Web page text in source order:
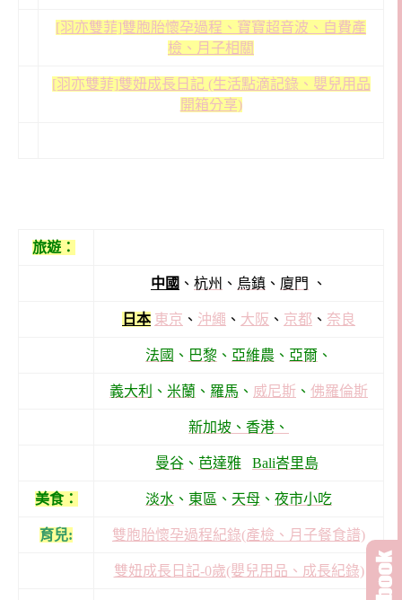
[羽亦雙菲]雙胞胎懷孕過程、寶寶超音波、自費產
檢、月子相關
[羽亦雙菲]雙妞成長日記 (生活點滴記錄、嬰兒用品
開箱分享)
旅遊：
中國 、 杭州 、 烏鎮 、 廈門 、
日本 東京 、 沖繩 、 大阪 、 京都 、 奈良
法國 、 巴黎 、 亞維農 、 亞爾 、
義大利 、 米蘭 、 羅馬 、 威尼斯 、 佛羅倫斯
新加坡、 香港、
曼谷 、 芭達雅 Bali峇里島
美食： 淡水 、 東區 、 天母 、 夜市小吃
育兒: 雙胞胎懷孕過程紀錄(產檢、月子餐食譜)
雙妞成長日記-0歲(嬰兒用品、成長紀錄)